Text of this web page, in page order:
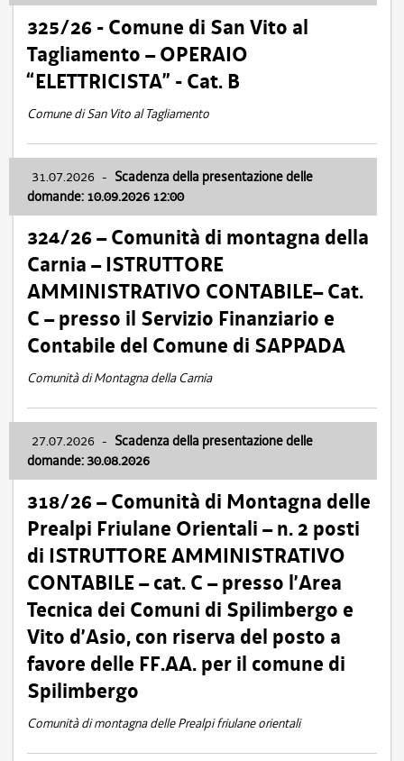
325/26 - Comune di San Vito al
Tagliamento – OPERAIO
“ELETTRICISTA” - Cat. B
Comune di San Vito al Tagliamento
31.07.2026 - Scadenza della presentazione delle
domande: 10.09.2026 12:00
324/26 – Comunità di montagna della
Carnia – ISTRUTTORE
AMMINISTRATIVO CONTABILE– Cat.
C – presso il Servizio Finanziario e
Contabile del Comune di SAPPADA
Comunità di Montagna della Carnia
27.07.2026 - Scadenza della presentazione delle
domande: 30.08.2026
318/26 – Comunità di Montagna delle
Prealpi Friulane Orientali – n. 2 posti
di ISTRUTTORE AMMINISTRATIVO
CONTABILE – cat. C – presso l’Area
Tecnica dei Comuni di Spilimbergo e
Vito d’Asio, con riserva del posto a
favore delle FF.AA. per il comune di
Spilimbergo
Comunità di montagna delle Prealpi friulane orientali